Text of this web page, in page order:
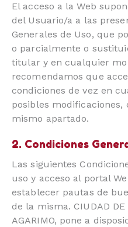
El acceso a la Web
del Usuario/a a las
Generales de Uso, que
o parcialmente o
titular y en cualquier
recomendamos que
condiciones de vez en
posibles
mismo apartado.
2. Condiciones
Las siguientes
uso y acceso al portal
establecer pautas de
de la misma. CIUDAD DE
AGARIMO, pone a